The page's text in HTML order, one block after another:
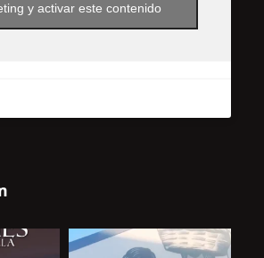
y activar este contenido